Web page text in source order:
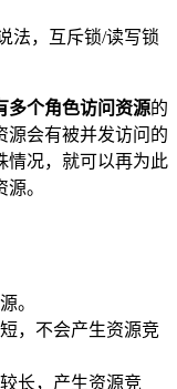
法，互斥锁/读写锁
多个角色访问资源的
源会有被并发访问的
情况，就可以再为此
。
。
，不会产生资源竞
长，产生资源竞